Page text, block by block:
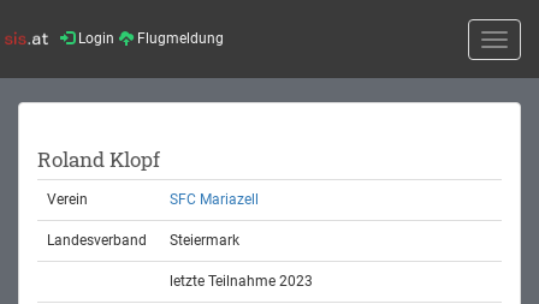
Login Flugmeldung
Toggle
Roland Klopf
Verein SFC Mariazell
Landesverband Steiermark
letzte Teilnahme 2023